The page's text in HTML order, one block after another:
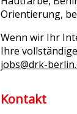
Orientierung,
Wenn wir Ihr
Ihre
jobs@drk-
Kontakt